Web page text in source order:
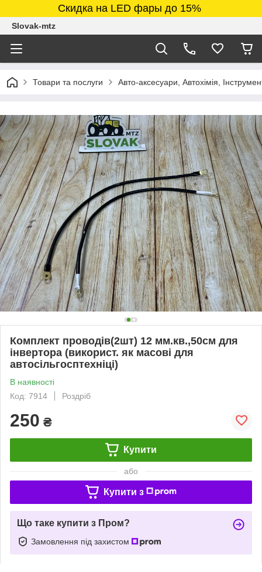
Скидка на LED фары до 15%
Slovak-mtz
Товари та послуги Авто-аксесуари, Автохімія,
Комплект проводів(2шт) 12 мм.кв.,50см для
інвертора (використ. як масові для
автосільгосптехніці)
В наявності
Код: 7914
Роздріб
250 ₴
Купити
або
Купити з
Що таке купити з Пром?
Замовлення під захистом